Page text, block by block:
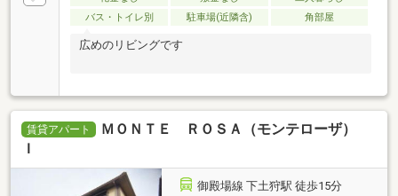
バス・トイレ別
駐車場(近隣含) 角部屋
広めのリビングです
賃貸アパート
ＭＯＮＴＥ ＲＯＳＡ（モンテローザ）
Ｉ
御殿場線 下土狩駅 徒歩15分